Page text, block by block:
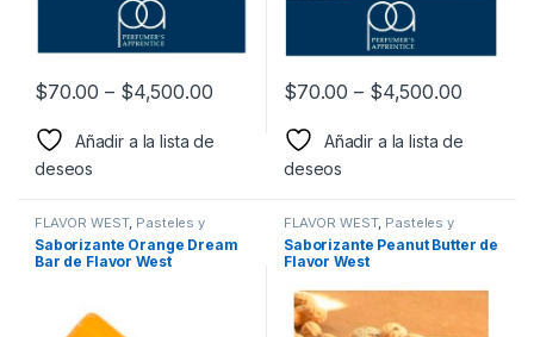
$70.00 – $4,500.00
Añadir a la lista de
deseos
$70.00 – $4,500.00
Añadir a la lista de
deseos
FLAVOR WEST, Pasteles y
Postres Sabor a Pasteles y
postres,Saborizantes
Saborizante Orange Dream
Bar de Flavor West
FLAVOR WEST, Pasteles y
Postres Sabor a Pasteles y
postres,Saborizantes
Saborizante Peanut Butter de
Flavor West